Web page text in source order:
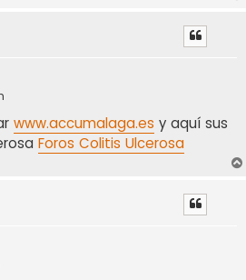
www.accumalaga.es y aquí sus
Foros Colitis Ulcerosa